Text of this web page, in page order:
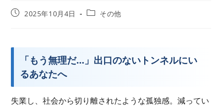
投
日:
2025年10月4日
投
リ
その他
「もう無理だ…」出口のないトンネルにい
るあなたへ
失業し、社会から切り離されたような孤独感。減ってい